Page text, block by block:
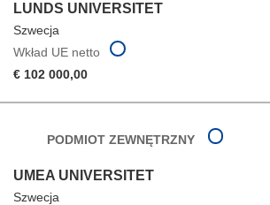
LUNDS UNIVERSITET
Szwecja
Wkład UE netto
€ 102 000,00
PODMIOT ZEWNĘTRZNY
UMEA UNIVERSITET
Szwecja